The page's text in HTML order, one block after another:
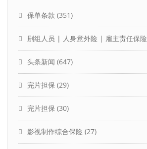
保单条款 (351)
剧组人员 | 人身意外险 | 雇主责任保险
头条新闻 (647)
完片担保 (29)
完片担保 (30)
影视制作综合保险 (27)